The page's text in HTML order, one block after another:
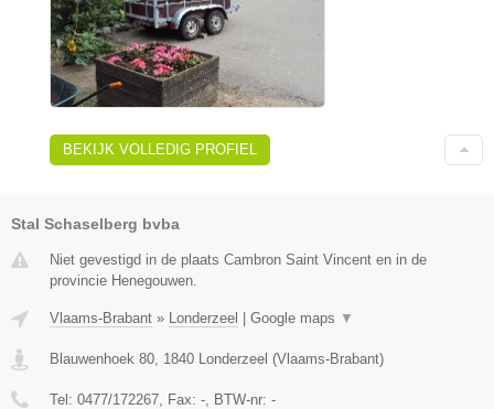
BEKIJK VOLLEDIG PROFIEL
Stal Schaselberg bvba
Niet gevestigd in de plaats Cambron Saint Vincent en in de
provincie Henegouwen.
Vlaams-Brabant » Londerzeel | Google maps ▼
Blauwenhoek 80 1840 Londerzeel (Vlaams-Brabant)
Tel: 0477/172267 , Fax: - , BTW-nr: -